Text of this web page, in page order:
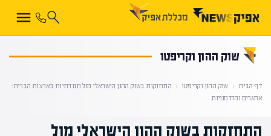
שוק ההון וקריפטו
דף הבית ‹ שוק ההון וקריפטו ‹ התחזקות בשוק ההון הישראלי מול תנודתיות בארצות הברית:
אתגרים והזדמנויות
התחזקות בשוק ההון הישראלי מול